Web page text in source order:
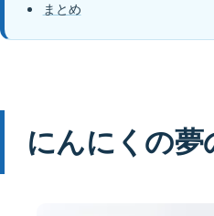
まとめ
にんにくの夢